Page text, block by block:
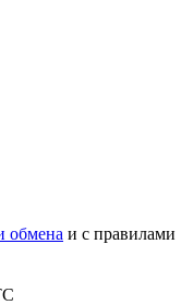
обмена и с правилами